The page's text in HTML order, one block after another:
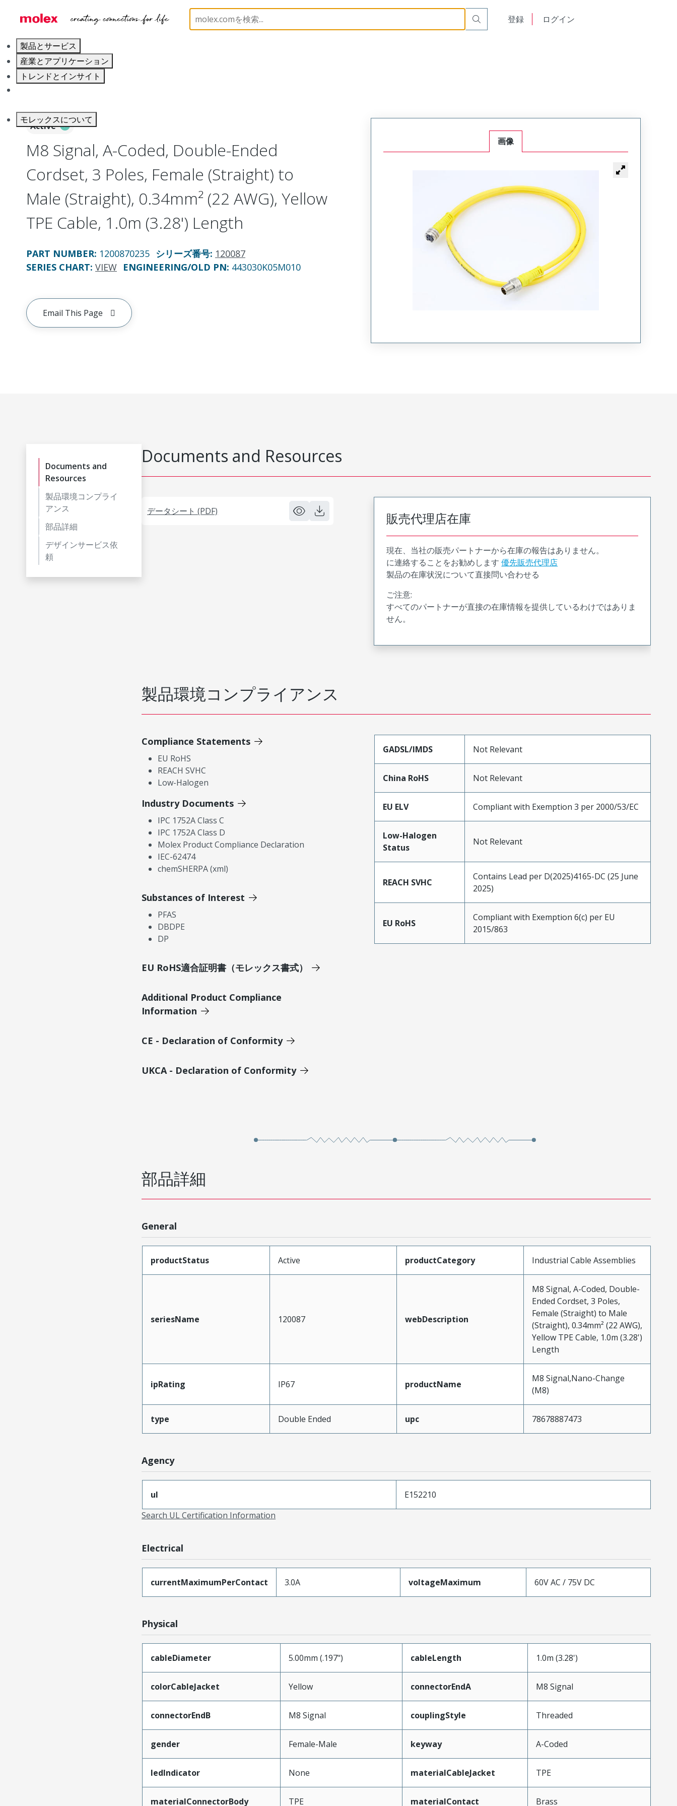
登録 ログイン
製品とサービス
産業とアプリケーション
トレンドとインサイト
モレックスについて
Industrial Cable Assemblies 120087 1200870235
Active
M8 Signal, A-Coded, Double-Ended
Cordset, 3 Poles, Female (Straight) to
Male (Straight), 0.34mm² (22 AWG), Yellow
TPE Cable, 1.0m (3.28') Length
PART NUMBER: 1200870235 シリーズ番号: 120087
SERIES CHART: VIEW ENGINEERING/OLD PN: 443030K05M010
Email This Page
画像
Documents and
Resources
製品環境コンプライ
アンス
部品詳細
デザインサービス依
頼
Documents and Resources
データシート (PDF) 販売代理店在庫
現在、当社の販売パートナーから在庫の報告はありません。
に連絡することをお勧めします 優先販売代理店
製品の在庫状況について直接問い合わせる
ご注意:
すべてのパートナーが直接の在庫情報を提供しているわけではありま
せん。
製品環境コンプライアンス
Compliance Statements
EU RoHS
REACH SVHC
Low-Halogen
Industry Documents
IPC 1752A Class C
IPC 1752A Class D
Molex Product Compliance Declaration
IEC-62474
chemSHERPA (xml)
Substances of Interest
PFAS
DBDPE
DP
EU RoHS適合証明書（モレックス書式）
Additional Product Compliance
Information
CE - Declaration of Conformity
UKCA - Declaration of Conformity
GADSL/IMDS Not Relevant
China RoHS Not Relevant
EU ELV Compliant with Exemption 3 per 2000/53/EC
Low-Halogen
Status
Not Relevant
REACH SVHC
Contains Lead per D(2025)4165-DC (25 June
2025)
EU RoHS
Compliant with Exemption 6(c) per EU
2015/863
部品詳細
General
productStatus Active productCategory Industrial Cable Assemblies
seriesName 120087 webDescription
M8 Signal, A-Coded, Double-
Ended Cordset, 3 Poles,
Female (Straight) to Male
(Straight), 0.34mm² (22 AWG),
Yellow TPE Cable, 1.0m (3.28')
Length
ipRating IP67 productName
M8 Signal,Nano-Change
(M8)
type Double Ended upc 78678887473
Agency
ul
E152210
Search UL Certification Information
Electrical
currentMaximumPerContact 3.0A voltageMaximum 60V AC / 75V DC
Physical
cableDiameter 5.00mm (.197") cableLength 1.0m (3.28')
colorCableJacket Yellow connectorEndA M8 Signal
connectorEndB M8 Signal couplingStyle Threaded
gender Female-Male keyway A-Coded
ledIndicator None materialCableJacket TPE
materialConnectorBody TPE materialContact Brass